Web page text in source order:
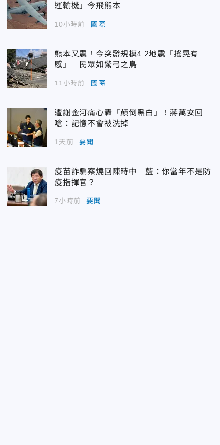
運輸機」今飛熊本
10小時前 國際
熊本又震！今突發規模4.2地震「搖晃有
感」 民眾如驚弓之鳥
11小時前 國際
遭謝金河痛心轟「顛倒黑白」！蔣萬安回
嗆：記憶不會被洗掉
1天前 要聞
疫苗詐騙案燒回陳時中 藍：你當年不是防
疫指揮官？
7小時前 要聞